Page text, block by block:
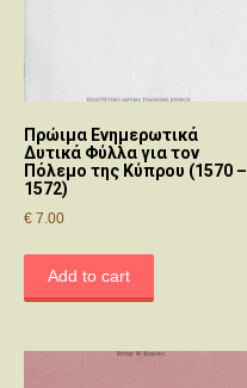
Πρώιμα Ενημερωτικά
Δυτικά Φύλλα για τον
Πόλεμο της Κύπρου (1570 –
1572)
€ 7.00
Add to cart